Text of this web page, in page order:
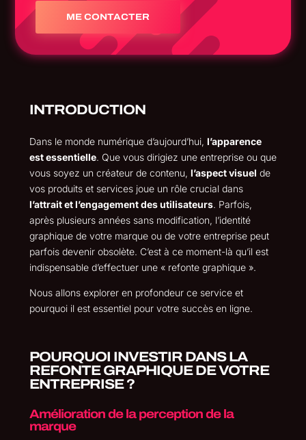
ME CONTACTER
INTRODUCTION
Dans le monde numérique d’aujourd’hui, l’apparence
est essentielle. Que vous dirigiez une entreprise ou que
vous soyez un créateur de contenu, l’aspect visuel de
vos produits et services joue un rôle crucial dans
l’attrait et l’engagement des utilisateurs. Parfois,
après plusieurs années sans modification, l’identité
graphique de votre marque ou de votre entreprise peut
parfois devenir obsolète. C’est à ce moment-là qu’il est
indispensable d’effectuer une « refonte graphique ».
Nous allons explorer en profondeur ce service et
pourquoi il est essentiel pour votre succès en ligne.
POURQUOI INVESTIR DANS LA
REFONTE GRAPHIQUE DE VOTRE
ENTREPRISE ?
Amélioration de la perception de la
marque